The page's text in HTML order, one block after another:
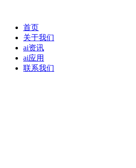
首页
关于我们
ai资讯
ai应用
联系我们